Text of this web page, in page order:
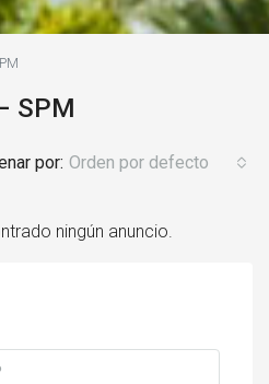
SPM
por: Orden por defecto
ningún anuncio.